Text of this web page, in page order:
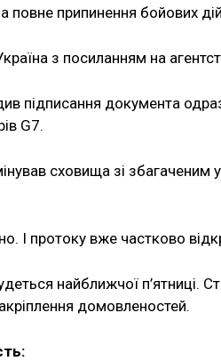
повне припинення бойових
з посиланням на
підписання документа
G7.
сховища зі
І протоку вже частково
найближчої п’ятниці.
домовленостей.